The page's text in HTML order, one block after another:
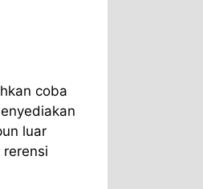
coba
luar